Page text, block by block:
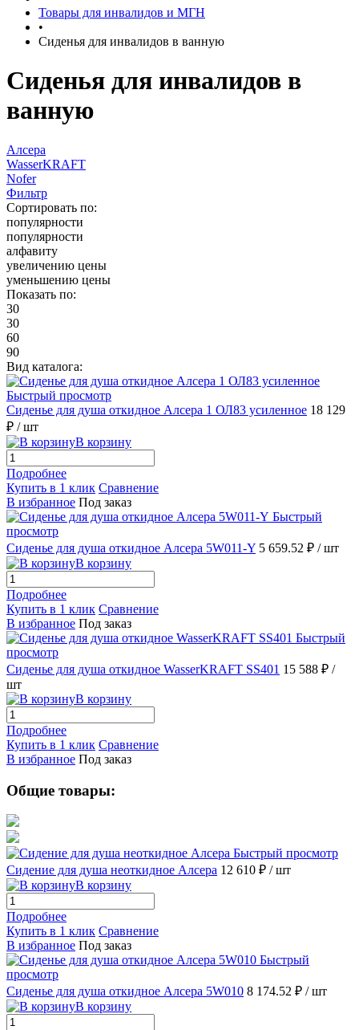
Товары для инвалидов и МГН
•
Сиденья для инвалидов в ванную
Сиденья для инвалидов в
ванную
Алсера
WasserKRAFT
Nofer
Фильтр
Сортировать по:
популярности
популярности
алфавиту
увеличению цены
уменьшению цены
Показать по:
30
30
60
90
Вид каталога:
Быстрый просмотр
Сиденье для душа откидное Алсера 1 ОЛ83 усиленное 18 129
₽ / шт
В корзину
Подробнее
Купить в 1 клик Сравнение
В избранное Под заказ
Быстрый
просмотр
Сиденье для душа откидное Алсера 5W011-Y 5 659.52 ₽ / шт
В корзину
Подробнее
Купить в 1 клик Сравнение
В избранное Под заказ
Быстрый
просмотр
Сиденье для душа откидное WasserKRAFT SS401 15 588 ₽ /
шт
В корзину
Подробнее
Купить в 1 клик Сравнение
В избранное Под заказ
Общие товары:
Быстрый просмотр
Сидение для душа неоткидное Алсера 12 610 ₽ / шт
В корзину
Подробнее
Купить в 1 клик Сравнение
В избранное Под заказ
Быстрый
просмотр
Сиденье для душа откидное Алсера 5W010 8 174.52 ₽ / шт
В корзину